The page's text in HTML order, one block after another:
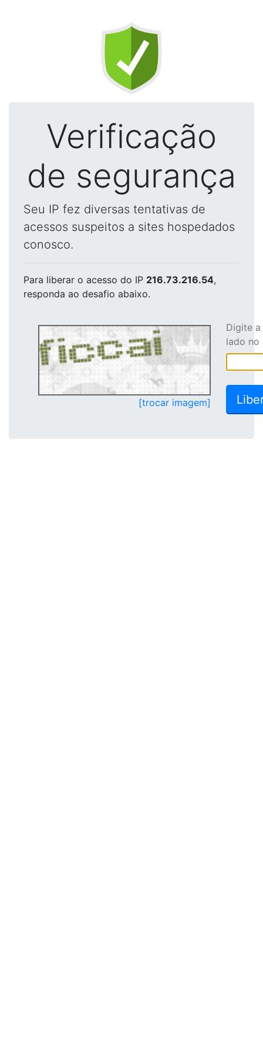
Verificação
de segurança
Seu IP fez diversas tentativas de
acessos suspeitos a sites hospedados
conosco.
Para liberar o acesso do IP 216.73.216.54,
responda ao desafio abaixo.
[trocar imagem]
Digite
lado no